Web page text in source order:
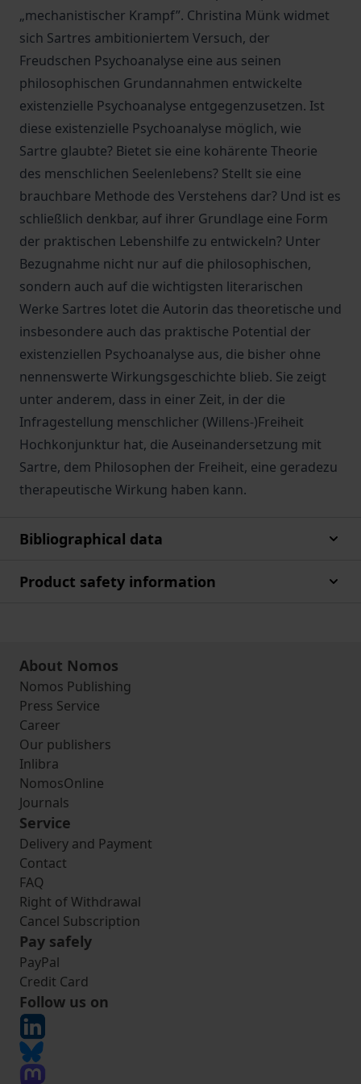
„mechanistischer Krampf”. Christina Münk widmet
sich Sartres ambitioniertem Versuch, der
Freudschen Psychoanalyse eine aus seinen
philosophischen Grundannahmen entwickelte
existenzielle Psychoanalyse entgegenzusetzen. Ist
diese existenzielle Psychoanalyse möglich, wie
Sartre glaubte? Bietet sie eine kohärente Theorie
des menschlichen Seelenlebens? Stellt sie eine
brauchbare Methode des Verstehens dar? Und ist es
schließlich denkbar, auf ihrer Grundlage eine Form
der praktischen Lebenshilfe zu entwickeln? Unter
Bezugnahme nicht nur auf die philosophischen,
sondern auch auf die wichtigsten literarischen
Werke Sartres lotet die Autorin das theoretische und
insbesondere auch das praktische Potential der
existenziellen Psychoanalyse aus, die bisher ohne
nennenswerte Wirkungsgeschichte blieb. Sie zeigt
unter anderem, dass in einer Zeit, in der die
Infragestellung menschlicher (Willens-)Freiheit
Hochkonjunktur hat, die Auseinandersetzung mit
Sartre, dem Philosophen der Freiheit, eine geradezu
therapeutische Wirkung haben kann.
Bibliographical data
Product safety information
About Nomos
Nomos Publishing
Press Service
Career
Our publishers
Inlibra
NomosOnline
Journals
Service
Delivery and Payment
Contact
FAQ
Right of Withdrawal
Cancel Subscription
Pay safely
PayPal
Credit Card
Follow us on